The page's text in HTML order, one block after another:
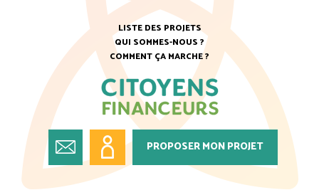
LISTE DES PROJETS
QUI SOMMES-NOUS ?
COMMENT ÇA MARCHE ?
PROPOSER MON PROJET